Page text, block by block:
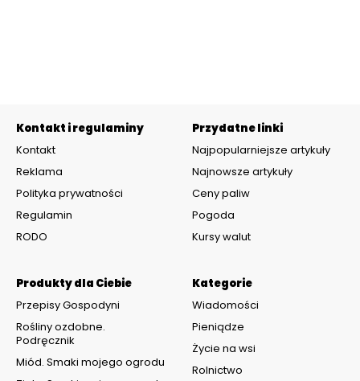
Kontakt i regulaminy
Kontakt
Reklama
Polityka prywatności
Regulamin
RODO
Kategorie
Wiadomości
Pieniądze
Życie na wsi
Rolnictwo
Produkty dla Ciebie
Przepisy Gospodyni
Rośliny ozdobne.
Podręcznik
Miód. Smaki mojego ogrodu
Przydatne linki
Najpopularniejsze artykuły
Najnowsze artykuły
Ceny paliw
Pogoda
Kursy walut